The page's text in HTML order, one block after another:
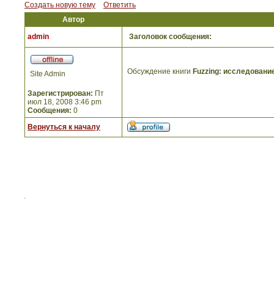
Создать новую тему
Ответить
Автор
admin
Заголовок сообщения:
Site Admin
Зарегистрирован: Пт
июл 18, 2008 3:46 pm
Сообщения: 0
Обсуждение книги Fuzzing:
Вернуться к началу